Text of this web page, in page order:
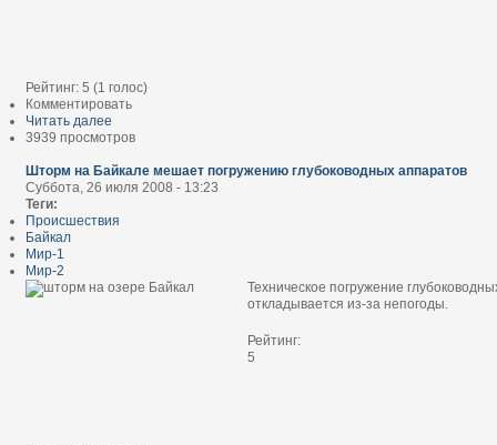
Рейтинг: 5 (1 голос)
Комментировать
Читать далее
3939 просмотров
Шторм на Байкале мешает погружению глубоководных аппаратов
Суббота, 26 июля 2008 - 13:23
Теги:
Происшествия
Байкал
Мир-1
Мир-2
Техническое погружение
откладывается из-за непогоды.
Рейтинг:
5